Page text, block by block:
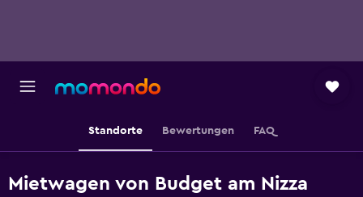
Standorte Bewertungen FAQ
Mietwagen von Budget am Nizza